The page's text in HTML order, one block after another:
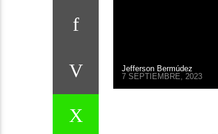
Jefferson Bermúdez
7 SEPTIEMBRE, 2023